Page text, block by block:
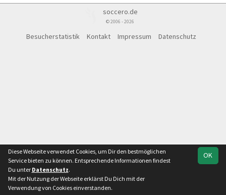
soccero.de
© 2006 - 2026
Besucherstatistik Kontakt Impressum Datenschutz
OK
Diese Webseite verwendet Cookies, um Dir den bestmöglichen
Service bieten zu können. Entsprechende Informationen findest
Du unter Datenschutz.
Mit der Nutzung der Webseite erklärst Du Dich mit der
Verwendung von Cookies einverstanden.